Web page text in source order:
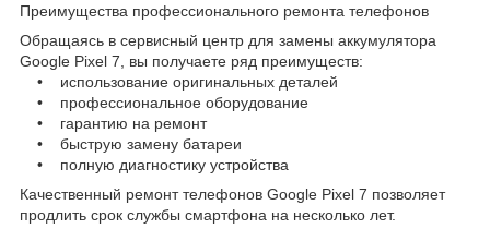
Преимущества профессионального ремонта телефонов
Обращаясь в сервисный центр для замены аккумулятора
Google Pixel 7, вы получаете ряд преимуществ:
• использование оригинальных деталей
• профессиональное оборудование
• гарантию на ремонт
• быструю замену батареи
• полную диагностику устройства
Качественный ремонт телефонов Google Pixel 7 позволяет
продлить срок службы смартфона на несколько лет.